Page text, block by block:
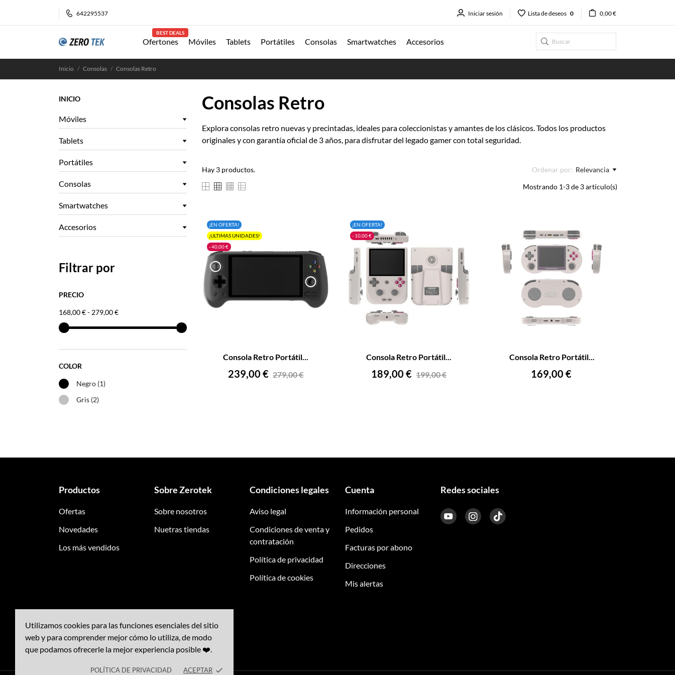
Utilizamos cookies para las funciones esenciales del sitio
web y para comprender mejor cómo lo utiliza, de modo
que podamos ofrecerle la mejor experiencia posible ❤️.
POLÍTICA DE PRIVACIDAD ACEPTAR done
642295537 Iniciar sesión Lista de deseos 0 0,00 €
Ofertones
BEST DEALS
Móviles Tablets Portátiles Consolas Smartwatches Accesorios
Inicio Consolas Consolas Retro
INICIO
Móviles
Tablets
Portátiles
Consolas
Smartwatches
Accesorios
Filtrar por
PRECIO
168,00 € - 279,00 €
COLOR
Negro (1)
Gris (2)
Consolas Retro
Explora consolas retro nuevas y precintadas, ideales para coleccionistas y amantes de los clásicos. Todos los productos
originales y con garantía oficial de 3 años, para disfrutar del legado gamer con total seguridad.
Hay 3 productos. Ordenar por: Relevancia
Mostrando 1-3 de 3 artículo(s)
¡EN OFERTA!
¡ULTIMAS UNIDADES!
- 40,00 €
Consola Retro Portátil...
Precio
239,00 € Precio
279,00 €
AÑADIR AL CARRITO
¡EN OFERTA!
- 10,00 €
Consola Retro Portátil...
Precio
189,00 € Precio
199,00 €
AÑADIR AL CARRITO
Consola Retro Portátil...
Precio
169,00 €
AÑADIR AL CARRITO
Productos
Ofertas
Novedades
Los más vendidos
Sobre Zerotek
Sobre nosotros
Nuetras tiendas
Condiciones legales
Aviso legal
Condiciones de venta y
contratación
Política de privacidad
Política de cookies
Cuenta
Información personal
Pedidos
Facturas por abono
Direcciones
Mis alertas
Redes sociales